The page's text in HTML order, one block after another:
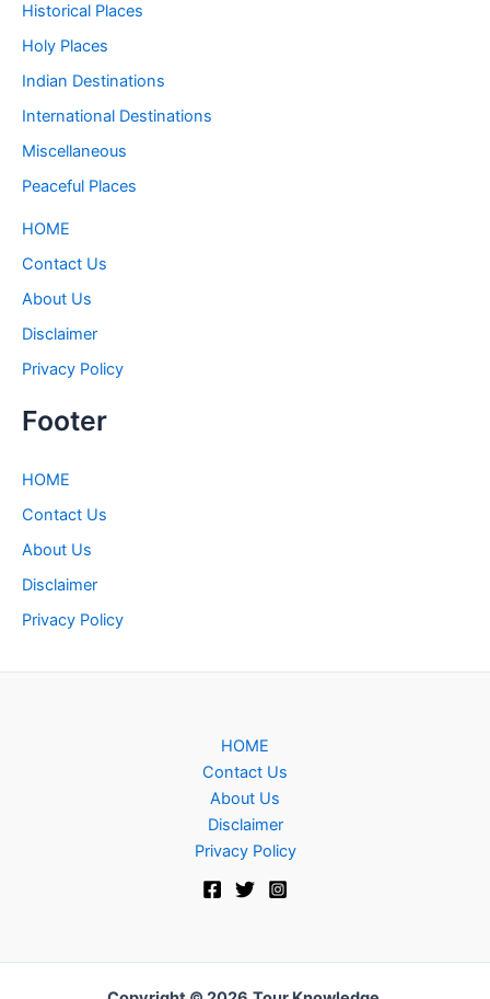
Historical Places
Holy Places
Indian Destinations
International Destinations
Miscellaneous
Peaceful Places
HOME
Contact Us
About Us
Disclaimer
Privacy Policy
Footer
HOME
Contact Us
About Us
Disclaimer
Privacy Policy
HOME
Contact Us
About Us
Disclaimer
Privacy Policy